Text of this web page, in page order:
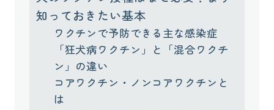
知っておきたい基本
ワクチンで予防できる主な感染症
「狂犬病ワクチン」と「混合ワクチ
ン」の違い
コアワクチン・ノンコアワクチンと
は